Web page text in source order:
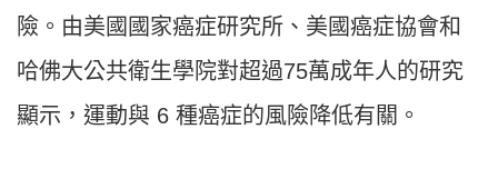
險。由美國國家癌症研究所、美國癌症協會和
哈佛大公共衛生學院對超過75萬成年人的研究
顯示，運動與 6 種癌症的風險降低有關。